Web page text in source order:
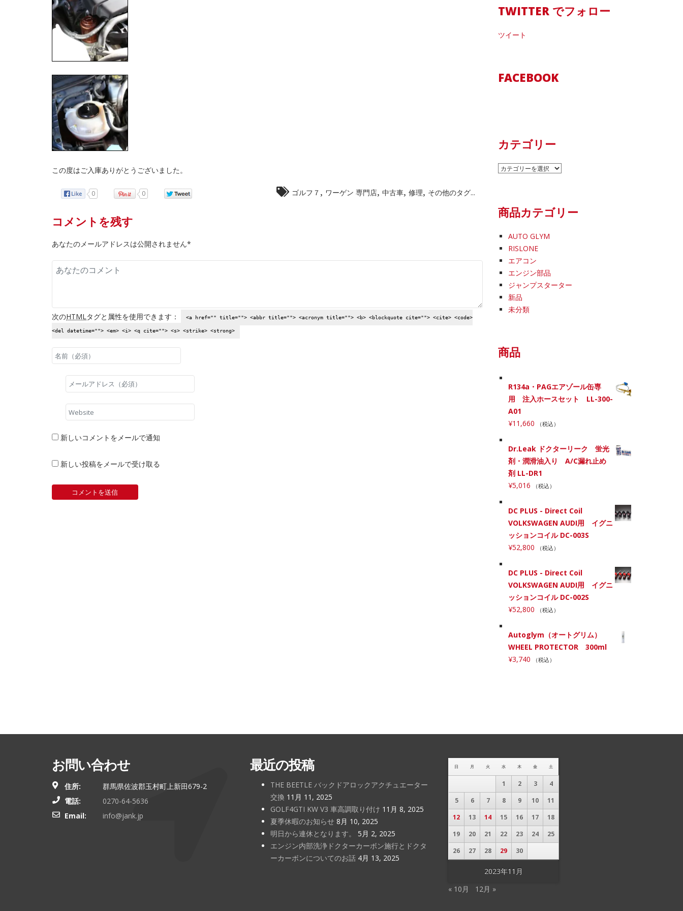
この度はご入庫ありがとうございました。
0 0 ゴルフ７ ワーゲン 専門店, 中古車 修理 その他のタグ...
コメントを残す
あなたのメールアドレスは公開されません*
次のHTMLタグと属性を使用できます： <a href="" title=""> <abbr title=""> <acronym title=""> <b> <blockquote cite=""> <cite> <code>
<del datetime=""> <em> <i> <q cite=""> <s> <strike> <strong>
新しいコメントをメールで通知
新しい投稿をメールで受け取る
TWITTER でフォロー
ツイート
FACEBOOK
カテゴリー
カ
リ
ー
商品カテゴリー
AUTO GLYM
RISLONE
エアコン
エンジン部品
ジャンプスターター
新品
未分類
商品
R134a・PAGエアゾール缶専
用 注入ホースセット LL-300-
A01
¥11,660 （税込）
Dr.Leak ドクターリーク 蛍光
剤・潤滑油入り A/C漏れ止め
剤 LL-DR1
¥5,016 （税込）
DC PLUS - Direct Coil
VOLKSWAGEN AUDI用 イグニ
ッションコイル DC-003S
¥52,800 （税込）
DC PLUS - Direct Coil
VOLKSWAGEN AUDI用 イグニ
ッションコイル DC-002S
¥52,800 （税込）
Autoglym（オートグリム）
WHEEL PROTECTOR 300ml
¥3,740 （税込）
お問い合わせ
住所:
群馬県佐波郡玉村町上新田679-2
電話:
0270-64-5636
Email:
info@jank.jp
最近の投稿
THE BEETLE バックドアロックアクチュエーター
交換 11月 11, 2025
GOLF4GTI KW V3 車高調取り付け 11月 8, 2025
夏季休暇のお知らせ 8月 10, 2025
明日から連休となります。
5月 2, 2025
エンジン内部洗浄ドクターカーボン施行とドクタ
ーカーボンについてのお話 4月 13, 2025
2023年11月
日 月 火 水 木 金 土
1 2 3
4
5
6 7 8 9 10
11
12
13 14 15 16 17
18
19
20 21 22 23 24
25
26
27 28 29 30
« 10月 12月 »